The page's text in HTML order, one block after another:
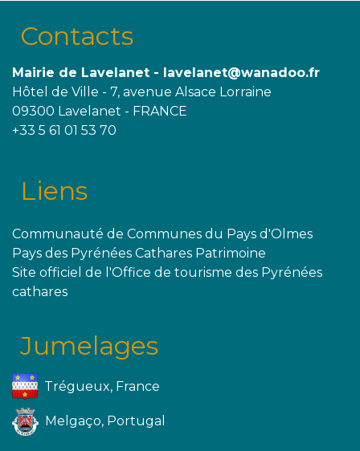
Contacts
Mairie de Lavelanet - lavelanet@wanadoo.fr
Hôtel de Ville - 7, avenue Alsace Lorraine
09300 Lavelanet - FRANCE
+33 5 61 01 53 70
Liens
Communauté de Communes du Pays d'Olmes
Pays des Pyrénées Cathares Patrimoine
Site officiel de l'Office de tourisme des Pyrénées
cathares
Jumelages
Trégueux, France
Melgaço, Portugal